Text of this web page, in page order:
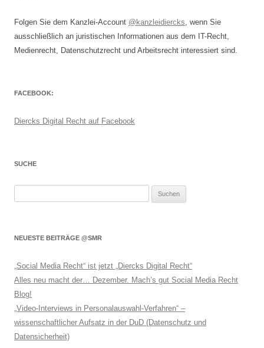
Folgen Sie dem Kanzlei-Account @kanzleidiercks, wenn Sie
ausschließlich an juristischen Informationen aus dem IT-Recht,
Medienrecht, Datenschutzrecht und Arbeitsrecht interessiert sind.
FACEBOOK:
Diercks Digital Recht auf Facebook
SUCHE
NEUESTE BEITRÄGE @SMR
„Social Media Recht“ ist jetzt „Diercks Digital Recht“
Alles neu macht der… Dezember. Mach’s gut Social Media Recht
Blog!
„Video-Interviews in Personalauswahl-Verfahren“ –
wissenschaftlicher Aufsatz in der DuD (Datenschutz und
Datensicherheit)